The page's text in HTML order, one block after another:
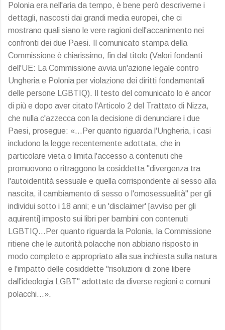
Polonia era nell'aria da tempo, è bene però descriverne i
dettagli, nascosti dai grandi media europei, che ci
mostrano quali siano le vere ragioni dell'accanimento nei
confronti dei due Paesi. Il comunicato stampa della
Commissione è chiarissimo, fin dal titolo (Valori fondanti
dell'UE: La Commissione avvia un'azione legale contro
Ungheria e Polonia per violazione dei diritti fondamentali
delle persone LGBTIQ). Il testo del comunicato lo è ancor
di più e dopo aver citato l'Articolo 2 del Trattato di Nizza,
che nulla c'azzecca con la decisione di denunciare i due
Paesi, prosegue: «…Per quanto riguarda l'Ungheria, i casi
includono la legge recentemente adottata, che in
particolare vieta o limita l'accesso a contenuti che
promuovono o ritraggono la cosiddetta "divergenza tra
l'autoidentità sessuale e quella corrispondente al sesso alla
nascita, il cambiamento di sesso o l'omosessualità" per gli
individui sotto i 18 anni; e un 'disclaimer' [avviso per gli
aquirenti] imposto sui libri per bambini con contenuti
LGBTIQ…Per quanto riguarda la Polonia, la Commissione
ritiene che le autorità polacche non abbiano risposto in
modo completo e appropriato alla sua inchiesta sulla natura
e l'impatto delle cosiddette "risoluzioni di zone libere
dall'ideologia LGBT" adottate da diverse regioni e comuni
polacchi…».